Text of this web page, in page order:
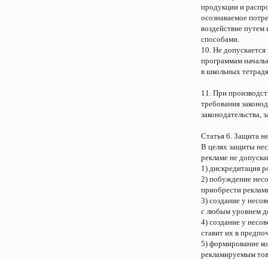
продукции и
осознаваемое
воздействие
способами.
10. Не
программам
в школьных
11. При
требования
законодательства,
Статья 6. Защита
В целях защиты
рекламе не
1) дискредитация
2) побуждение
приобрести
3) создание у
с любым уровнем
4) создание у
ставит их в
5) формирование
рекламируемым